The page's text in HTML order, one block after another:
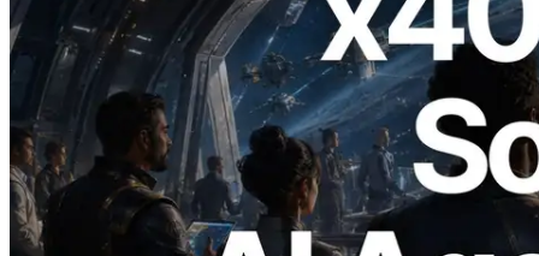
2026.07.04
ERPC lanza Solana RPC compatible con
x402 — La era en la que los agentes de IA
pagan bajo demanda por las API que
necesitan